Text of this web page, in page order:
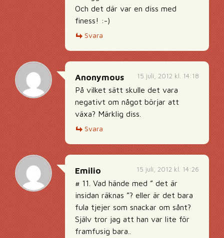
Och det där var en diss med
finess! :-)
Svara
15 juli, 2012 kl. 14:18
Anonymous
På vilket sätt skulle det vara
negativt om något börjar att
växa? Märklig diss.
Svara
15 juli, 2012 kl. 14:26
Emilio
# 11. Vad hände med ” det är
insidan räknas ”? eller är det bara
fula tjejer som snackar om sånt?
Själv tror jag att han var lite för
framfusig bara..